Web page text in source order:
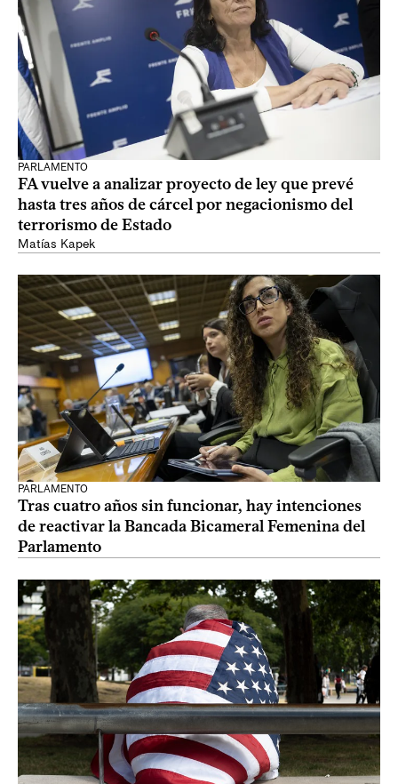
PARLAMENTO
FA vuelve a analizar proyecto de ley que prevé
hasta tres años de cárcel por negacionismo del
terrorismo de Estado
Matías Kapek
PARLAMENTO
Tras cuatro años sin funcionar, hay intenciones
de reactivar la Bancada Bicameral Femenina del
Parlamento